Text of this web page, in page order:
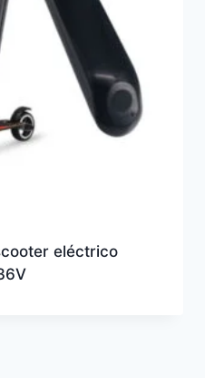
eléctrico